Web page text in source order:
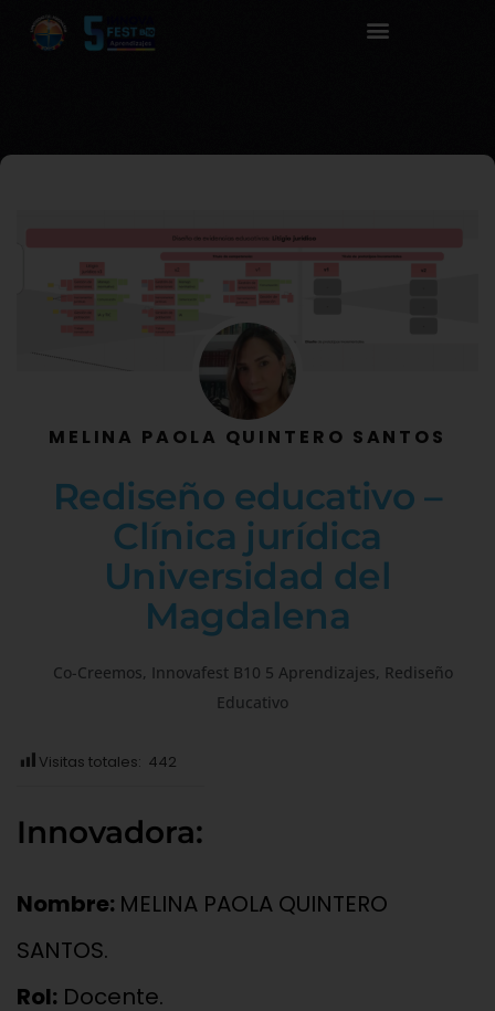
MELINA PAOLA QUINTERO SANTOS
Rediseño educativo –
Clínica jurídica
Universidad del
Magdalena
Co-Creemos, Innovafest B10 5 Aprendizajes, Rediseño
Educativo
Visitas totales: 442
Innovadora:
Nombre: MELINA PAOLA QUINTERO
SANTOS.
Rol: Docente.